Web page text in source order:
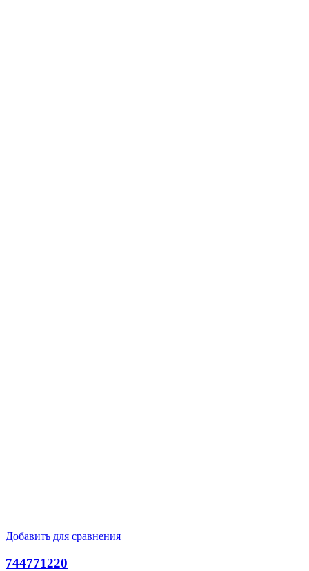
Добавить для сравнения
744771220